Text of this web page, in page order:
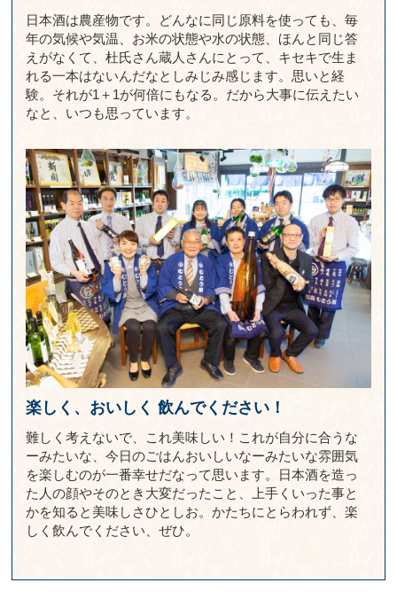
日本酒は農産物です。どんなに同じ原料を使っても、毎
年の気候や気温、お米の状態や水の状態、ほんと同じ答
えがなくて、杜氏さん蔵人さんにとって、キセキで生ま
れる一本はないんだなとしみじみ感じます。思いと経
験。それが1＋1が何倍にもなる。だから大事に伝えたい
なと、いつも思っています。
楽しく、おいしく 飲んでください！
難しく考えないで、これ美味しい！これが自分に合うな
ーみたいな、今日のごはんおいしいなーみたいな雰囲気
を楽しむのが一番幸せだなって思います。日本酒を造っ
た人の顔やそのとき大変だったこと、上手くいった事と
かを知ると美味しさひとしお。かたちにとらわれず、楽
しく飲んでください、ぜひ。